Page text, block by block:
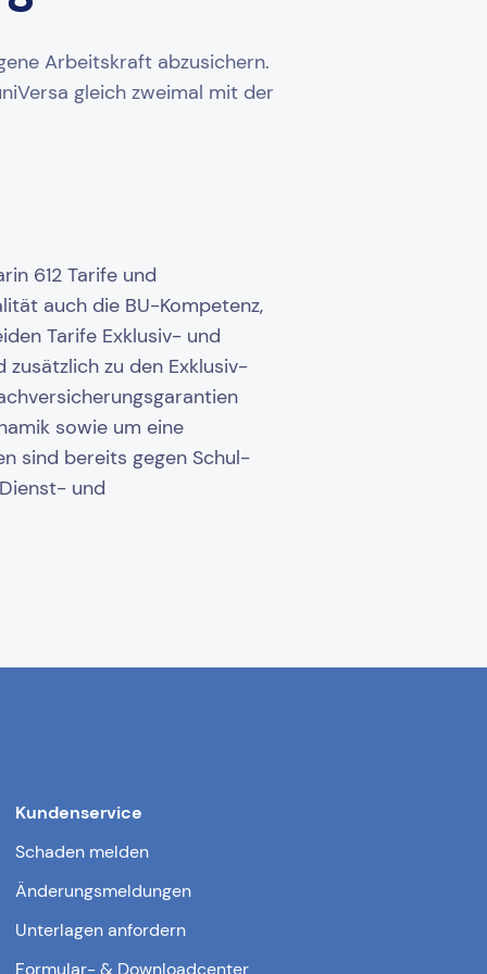
Arbeitskraft abzusichern.
gleich zweimal mit der
612 Tarife und
auch die BU-Kompetenz,
Tarife Exklusiv- und
zusätzlich zu den Exklusiv-
sowie um eine
sind bereits gegen Schul-
und
Kundenservice
Schaden melden
Änderungsmeldungen
Unterlagen anfordern
Formular- & Downloadcenter